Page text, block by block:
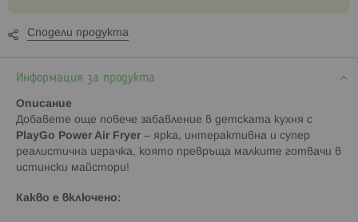
Сподели продукта
Информация за продукта
Описание
Добавете още повече забавление в детската кухня с
PlayGo Power Air Fryer – ярка, интерактивна и супер
реалистична играчка, която превръща малките готвачи в
истински майстори!
Какво е включено: